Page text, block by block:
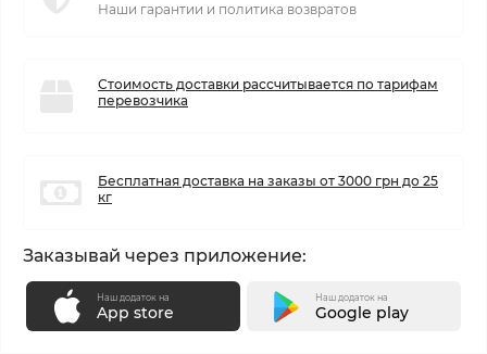
Наши гарантии и политика возвратов
Стоимость доставки рассчитывается по тарифам
перевозчика
Бесплатная доставка на заказы от 3000 грн до 25
кг
Заказывай через приложение:
Наш додаток на
App store
Наш додаток на
Google play